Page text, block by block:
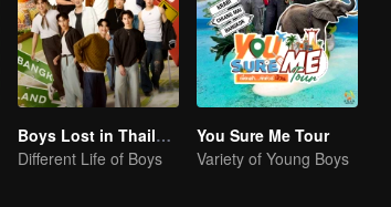
Boys Lost in Thailand·Behind the Scene
Different Life of Boys
You Sure Me Tour
Variety of Young Boys